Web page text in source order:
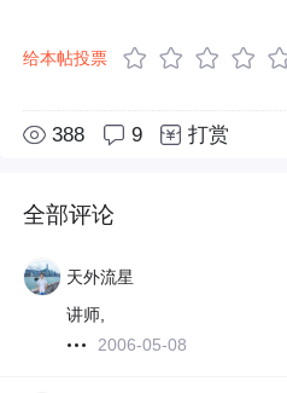
给本帖投票
388 9 打赏
全部评论
天外流星
讲师,
2006-05-08